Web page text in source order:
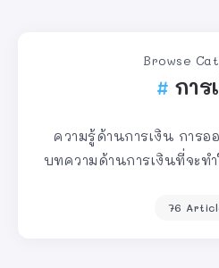
Browse
การ
ความรู้ด้านการเงิน การอ
บทความด้านการเงินที่จะท
76